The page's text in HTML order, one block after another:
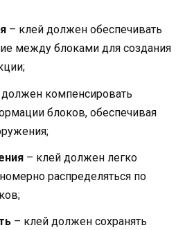
– клей должен обеспечивать
между блоками для создания
компенсировать
блоков, обеспечивая
– клей должен легко
распределяться по
– клей должен сохранять